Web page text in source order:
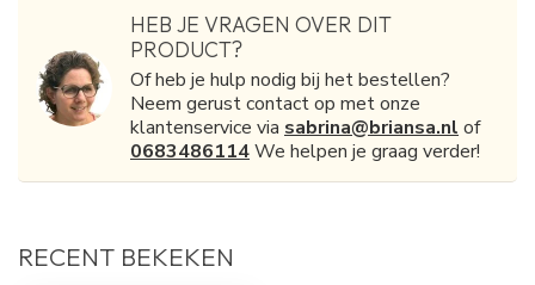
HEB JE VRAGEN OVER DIT
PRODUCT?
Of heb je hulp nodig bij het bestellen?
Neem gerust contact op met onze
klantenservice via sabrina@briansa.nl of
0683486114We helpen je graag verder!
RECENT BEKEKEN